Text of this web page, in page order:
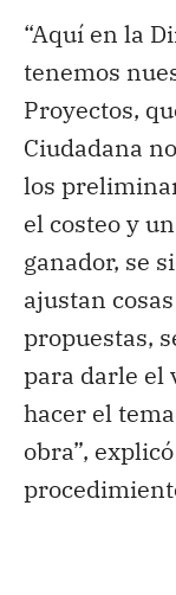
“Aquí en la
tenemos
Proyectos,
Ciudadana
los
el costeo y
ganador, se
ajustan
propuestas,
para darle el
hacer el
obra”,